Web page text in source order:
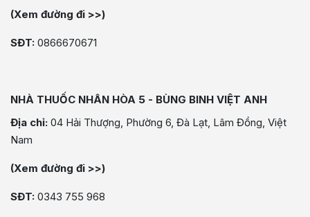
(Xem đường đi >>)
SĐT: 0866670671
NHÀ THUỐC NHÂN HÒA 5 - BÙNG BINH VIỆT ANH
Địa chỉ: 04 Hải Thượng, Phường 6, Đà Lạt, Lâm Đồng, Việt
Nam
(Xem đường đi >>)
SĐT: 0343 755 968